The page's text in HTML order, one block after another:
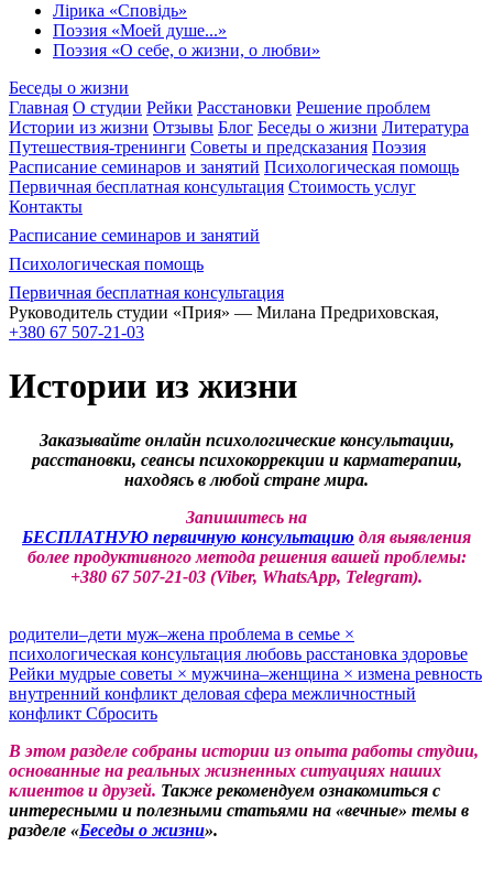
Лірика «Сповідь»
Поэзия «Моей душе...»
Поэзия «О себе, о жизни, о любви»
Беседы о жизни
Главная О студии Рейки Расстановки Решение проблем
Истории из жизни Отзывы Блог Беседы о жизни Литература
Путешествия-тренинги Советы и предсказания Поэзия
Расписание семинаров и занятий Психологическая помощь
Первичная бесплатная консультация Стоимость услуг
Контакты
Расписание семинаров и занятий
Психологическая помощь
Первичная бесплатная консультация
Руководитель студии «Прия» — Милана Предриховская,
+380 67 507-21-03
Истории из жизни
Заказывайте онлайн психологические консультации,
расстановки, сеансы психокоррекции и карматерапии,
находясь в любой стране мира.
Запишитесь на
БЕСПЛАТНУЮ первичную консультацию для выявления
более продуктивного метода решения вашей проблемы:
+380 67 507-21-03 (Viber, WhatsApp, Telegram).
родители–дети муж–жена проблема в семье ×
психологическая консультация любовь расстановка здоровье
Рейки мудрые советы × мужчина–женщина × измена ревность
внутренний конфликт деловая сфера межличностный
конфликт Сбросить
В этом разделе собраны истории из опыта работы студии,
основанные на реальных жизненных ситуациях наших
клиентов и друзей. Также рекомендуем ознакомиться с
интересными и полезными статьями на «вечные» темы в
разделе «Беседы о жизни».